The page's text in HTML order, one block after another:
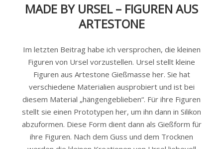
MADE BY URSEL – FIGUREN AUS
ARTESTONE
Im letzten Beitrag habe ich versprochen, die kleinen
Figuren von Ursel vorzustellen. Ursel stellt kleine
Figuren aus Artestone Gießmasse her. Sie hat
verschiedene Materialien ausprobiert und ist bei
diesem Material „hängengeblieben“. Für ihre Figuren
stellt sie einen Prototypen her, um ihn dann in Silikon
abzuformen. Diese Form dient dann als Gießform für
ihre Figuren. Nach dem Guss und dem Trocknen